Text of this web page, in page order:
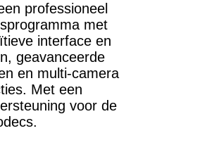
professioneel
met
interface en
geavanceerde
en multi-camera
Met een
voor de